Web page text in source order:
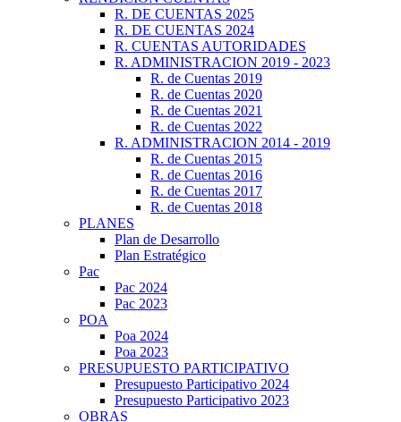
R. DE CUENTAS 2025
R. DE CUENTAS 2024
R. CUENTAS AUTORIDADES
R. ADMINISTRACION 2019 - 2023
R. de Cuentas 2019
R. de Cuentas 2020
R. de Cuentas 2021
R. de Cuentas 2022
R. ADMINISTRACION 2014 - 2019
R. de Cuentas 2015
R. de Cuentas 2016
R. de Cuentas 2017
R. de Cuentas 2018
PLANES
Plan de Desarrollo
Plan Estratégico
Pac
Pac 2024
Pac 2023
POA
Poa 2024
Poa 2023
PRESUPUESTO PARTICIPATIVO
Presupuesto Participativo 2024
Presupuesto Participativo 2023
OBRAS